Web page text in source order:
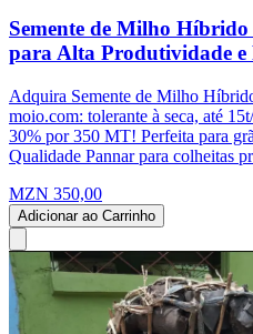
Semente de Milho
para Alta Produtividade e
Adquira Semente de Milho
moio.com: tolerante à seca, até
30% por 350 MT! Perfeita para
Qualidade Pannar para colheitas
MZN 350,00
Adicionar ao Carrinho